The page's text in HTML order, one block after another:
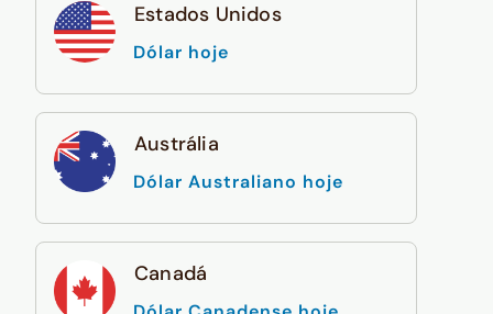
Estados Unidos
Dólar hoje
Austrália
Dólar Australiano hoje
Canadá